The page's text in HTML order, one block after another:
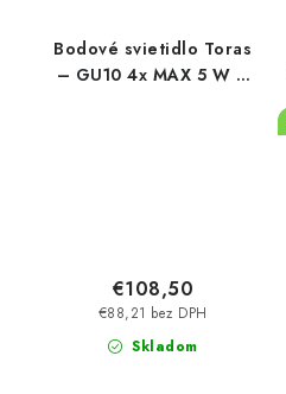
Bodové svietidlo Toras
– GU10 4x MAX 5 W –
Skladom
€88,21 bez DPH
€108,50